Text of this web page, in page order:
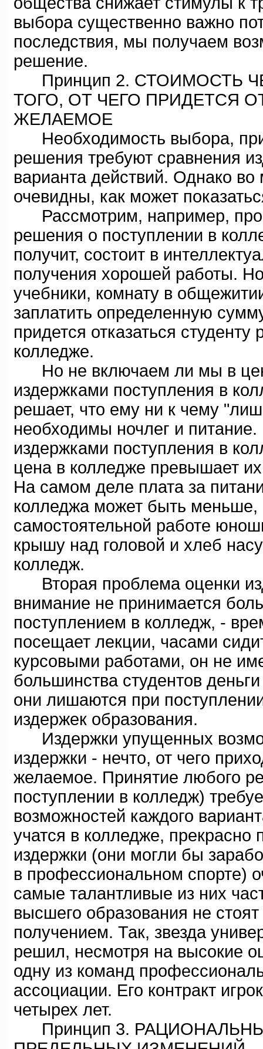
выбора существенно важно
последствия, мы получаем
решение.
Принцип 2. СТОИМОСТЬ
ТОГО, ОТ ЧЕГО ПРИДЕТСЯ
ЖЕЛАЕМОЕ
Необходимость выбора,
решения требуют сравнения
варианта действий. Однако во
очевидны, как может
Рассмотрим, например,
решения о поступлении в
получит, состоит в
получения хорошей работы.
учебники, комнату в
заплатить определенную
придется отказаться
колледже.
Но не включаем ли мы в
издержками поступления в
решает, что ему ни к чему
необходимы ночлег и
издержками поступления в
цена в колледже превышает
На самом деле плата за
колледжа может быть
самостоятельной работе
крышу над головой и хлеб
колледж.
Вторая проблема оценки
внимание не принимается
поступлением в колледж, -
посещает лекции, часами
курсовыми работами, он не
большинства студентов
они лишаются при
издержек образования.
Издержки упущенных
издержки - нечто, от чего
желаемое. Принятие любого
поступлении в колледж)
возможностей каждого
учатся в колледже, прекрасно
издержки (они могли бы
в профессиональном спорте)
самые талантливые из них
высшего образования не
получением. Так, звезда
решил, несмотря на высокие
одну из команд
ассоциации. Его контракт
четырех лет.
Принцип 3.